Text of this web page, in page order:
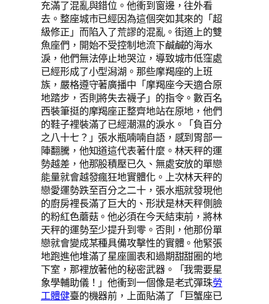
充滿了混亂與錯位。他衝到窗邊，往外看
去。整座城市已經因為這個突如其來的「超
級修正」而陷入了荒謬的混亂。街道上的雙
魚座們，開始不受控制地流下鹹鹹的海水
淚，他們無法停止地哭泣，導致城市低窪處
已經形成了小型潟湖。那些摩羯座的上班
族，嚴格遵守著廣播中「摩羯座今天適合原
地踏步，否則將失去襪子」的指令。數百名
西裝筆挺的摩羯座正整齊地站在原地，他們
的鞋子裡裝滿了已經潮濕的淚水。「負百分
之八十七？」張水瓶喃喃自語，感到胃部一
陣翻騰，他知道這代表著什麼。林天秤的運
勢越差，他那股積壓已久、無處安放的單戀
能量就會越發瘋狂地實體化。上次林天秤的
戀愛運勢跌至百分之二十，張水瓶就發現他
的廚房裡長滿了巨大的、形狀是林天秤側臉
的粉紅色蘑菇。他必須在今天結束前，將林
天秤的運勢至少提升到零。否則，他那份單
戀就會變成某種具備攻擊性的實體。他緊張
地跑進他堆滿了星座圖表和過期甜甜圈的地
下室，那裡放著他的秘密武器。「我需要星
象學輔助儀！」他衝到一個像是老式彈珠勞
工體健臺的機器前，上面貼滿了「巨蟹座已